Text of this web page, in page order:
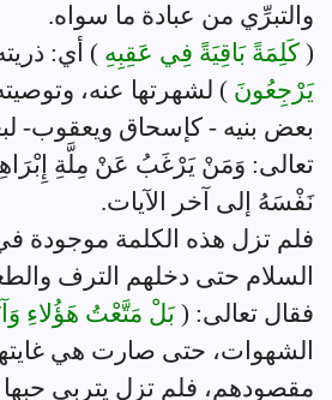
والتبرِّي من عبادة ما سواه.
( كَلِمَةً بَاقِيَةً فِي عَقِبِهِ ) أي:
يَرْجِعُونَ ) لشهرتها عنه،
بعض بنيه - كإسحاق ويعقوب-
تعالى: وَمَنْ يَرْغَبُ عَنْ مِلَّةِ
نَفْسَهُ إلى آخر الآيات.
فلم تزل هذه الكلمة موجودة
السلام حتى دخلهم الترف
فقال تعالى: (بَلْ مَتَّعْتُ هَؤُلاءِ
الشهوات، حتى صارت هي
مقصودهم، فلم تزل يتربى